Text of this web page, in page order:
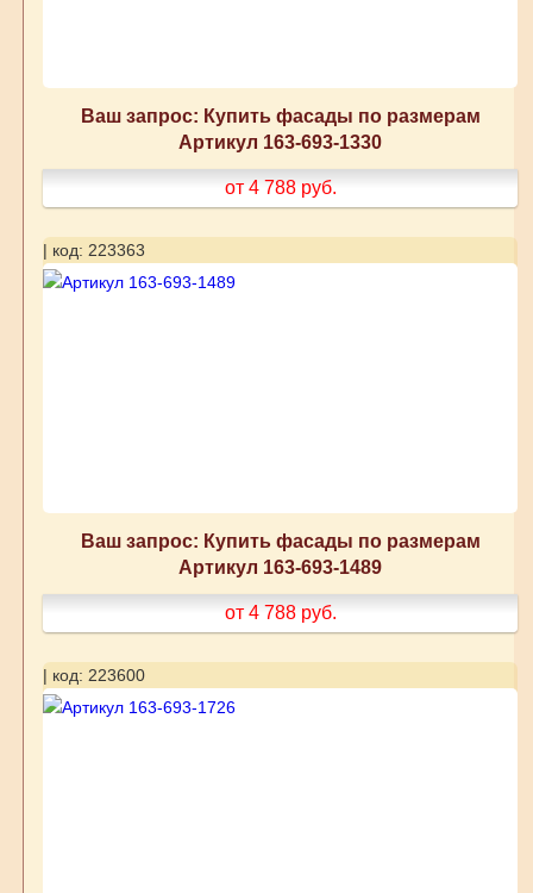
Ваш запрос: Купить фасады по размерам
Артикул 163-693-1330
от 4 788 руб.
| код: 223363
Ваш запрос: Купить фасады по размерам
Артикул 163-693-1489
от 4 788 руб.
| код: 223600